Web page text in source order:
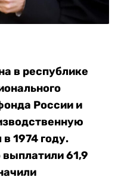
в республике
России и
1974 году.
61,9